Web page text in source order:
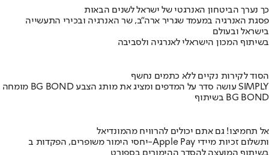
כך נערך הביטחון האנרגטי של ישראל לשנים הבאות
פסגת האנרגיה במעמד שגריר ארה"ב, שר האנרגיה ובכירי התעשייה
בישראל ובעולם
בשיתוף המכון הישראלי לאנרגיה ולסביבה
הסוד לקירות נקיים ללא כתמים נחשף
מומחה BG BOND עושה סדר על המדפים ומציג את מותג הצבע SIMPLY
בשיתוף BG BOND
אל תחמיצו! גם אתם יכולים להרוויח מהמונדיאל
יחסי הימור משופרים, הפקדות ב-Apple Pay ותשלום זכיות מיידי